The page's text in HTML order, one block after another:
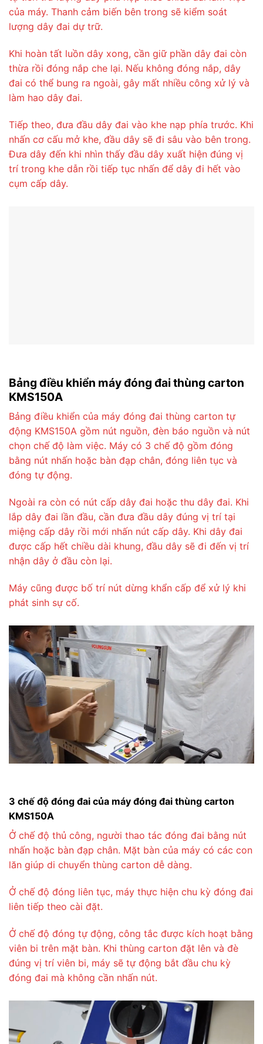
của máy. Thanh cảm biến bên trong sẽ kiểm soát
lượng dây đai dự trữ.
Khi hoàn tất luồn dây xong, cần giữ phần dây đai còn
thừa rồi đóng nắp che lại. Nếu không đóng nắp, dây
đai có thể bung ra ngoài, gây mất nhiều công xử lý và
làm hao dây đai.
Tiếp theo, đưa đầu dây đai vào khe nạp phía trước. Khi
nhấn cơ cấu mở khe, đầu dây sẽ đi sâu vào bên trong.
Đưa dây đến khi nhìn thấy đầu dây xuất hiện đúng vị
trí trong khe dẫn rồi tiếp tục nhấn để dây đi hết vào
cụm cấp dây.
Bảng điều khiển máy đóng đai thùng carton
KMS150A
Bảng điều khiển của máy đóng đai thùng carton tự
động KMS150A gồm nút nguồn, đèn báo nguồn và nút
chọn chế độ làm việc. Máy có 3 chế độ gồm đóng
bằng nút nhấn hoặc bàn đạp chân, đóng liên tục và
đóng tự động.
Ngoài ra còn có nút cấp dây đai hoặc thu dây đai. Khi
lắp dây đai lần đầu, cần đưa đầu dây đúng vị trí tại
miệng cấp dây rồi mới nhấn nút cấp dây. Khi dây đai
được cấp hết chiều dài khung, đầu dây sẽ đi đến vị trí
nhận dây ở đầu còn lại.
Máy cũng được bố trí nút dừng khẩn cấp để xử lý khi
phát sinh sự cố.
3 chế độ đóng đai của máy đóng đai thùng carton
KMS150A
Ở chế độ thủ công, người thao tác đóng đai bằng nút
nhấn hoặc bàn đạp chân. Mặt bàn của máy có các con
lăn giúp di chuyển thùng carton dễ dàng.
Ở chế độ đóng liên tục, máy thực hiện chu kỳ đóng đai
liên tiếp theo cài đặt.
Ở chế độ đóng tự động, công tắc được kích hoạt bằng
viên bi trên mặt bàn. Khi thùng carton đặt lên và đè
đúng vị trí viên bi, máy sẽ tự động bắt đầu chu kỳ
đóng đai mà không cần nhấn nút.